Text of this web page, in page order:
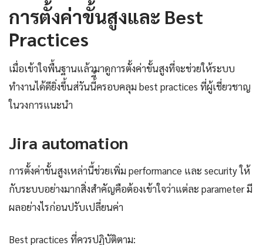
การตั้งค่าขั้นสูงและ Best
Practices
เมื่อเข้าใจพื้นฐานแล้วมาดูการตั้งค่าขั้นสูงที่จะช่วยให้ระบบ
ทำงานได้ดียิ่งขึ้นส่วันนี้ี้ครอบคลุม best practices ที่ผู้เชี่ยวชาญ
ในวงการแนะนำ
Jira automation
การตั้งค่าขั้นสูงเหล่านี้ช่วยเพิ่ม performance และ security ให้
กับระบบอย่างมากสิ่งสำคัญคือต้องเข้าใจว่าแต่ละ parameter มี
ผลอย่างไรก่อนปรับเปลี่ยนค่า
Best practices ที่ควรปฏิบัติตาม: